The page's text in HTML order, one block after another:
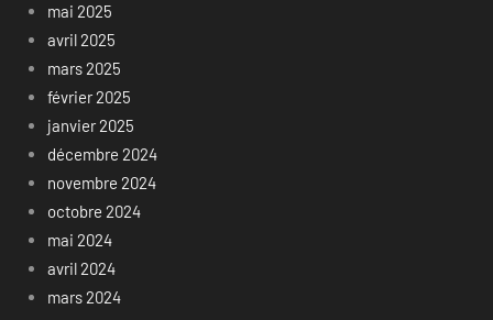
mai 2025
avril 2025
mars 2025
février 2025
janvier 2025
décembre 2024
novembre 2024
octobre 2024
mai 2024
avril 2024
mars 2024